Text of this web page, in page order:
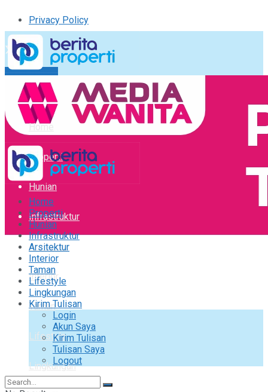
Privacy Policy
Kirim Tulisan
Tulisan Saya
Logout
Home
Properti
Hunian
Infrastruktur
Arsitektur
Interior
Taman
Lifestyle
Lingkungan
Home
Properti
Hunian
Infrastruktur
Arsitektur
Interior
Taman
Lifestyle
Lingkungan
Kirim Tulisan
Login
Akun Saya
Kirim Tulisan
Tulisan Saya
Logout